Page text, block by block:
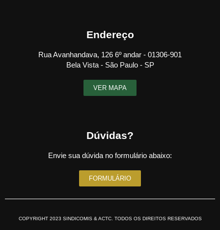
Endereço
Rua Avanhandava, 126 6º andar - 01306-901
Bela Vista - São Paulo - SP
VER MAPA
Dúvidas?
Envie sua dúvida no formulário abaixo:
FORMULÁRIO
COPYRIGHT 2023 SINDICOMIS & ACTC. TODOS OS DIREITOS RESERVADOS